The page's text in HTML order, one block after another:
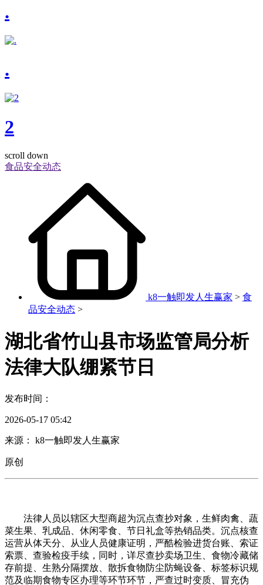
.
.
2
scroll down
食品安全动态
k8一触即发人生赢家 > 食
品安全动态 >
湖北省竹山县市场监管局分析
法律大队绷紧节日
发布时间：
2026-05-17 05:42
来源： k8一触即发人生赢家
原创
法律人员以辖区大型商超为沉点查抄对象，生鲜肉禽、蔬
菜生果、乳成品、休闲零食、节日礼盒等热销品类。沉点核查
运营从体天分、从业人员健康证明，严酷检验进货台账、索证
索票、查验检疫手续，同时，详尽查抄卖场卫生、食物冷藏储
存前提、生熟分隔摆放、散拆食物防尘防蝇设备、标签标识规
范及临期食物专区办理等环节环节，严查过时变质、冒充伪